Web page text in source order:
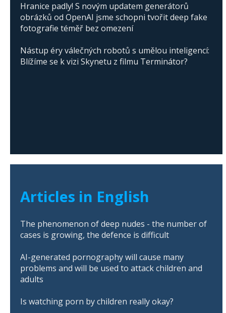
Hranice padly! S novým updatem generátorů
obrázků od OpenAI jsme schopni tvořit deep fake
fotografie téměř bez omezení
Nástup éry válečných robotů s umělou inteligencí:
Blížíme se k vizi Skynetu z filmu Terminátor?
Articles in English
The phenomenon of deep nudes - the number of
cases is growing, the defence is difficult
AI-generated pornography will cause many
problems and will be used to attack children and
adults
Is watching porn by children really okay?